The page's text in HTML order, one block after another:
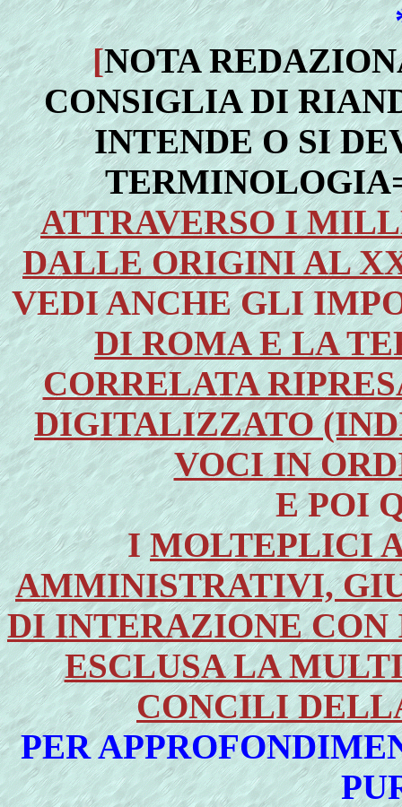
[NOTA
CONSIGLIA DI
INTENDE O SI
ATTRAVERSO I
DALLE ORIGINI AL
VEDI ANCHE GLI
DI ROMA E LA
CORRELATA
DIGITALIZZATO
VOCI IN
E POI
IMOLTEPLICI
AMMINISTRATIVI,
DI INTERAZIONE CON
ESCLUSA LA
CONCILI
PER